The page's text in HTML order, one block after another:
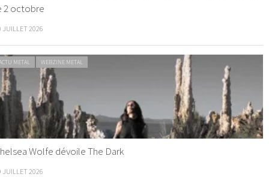
2 octobre
JUILLET 2026
METAL WEBZINE METAL
Wolfe dévoile The Dark
JUILLET 2026